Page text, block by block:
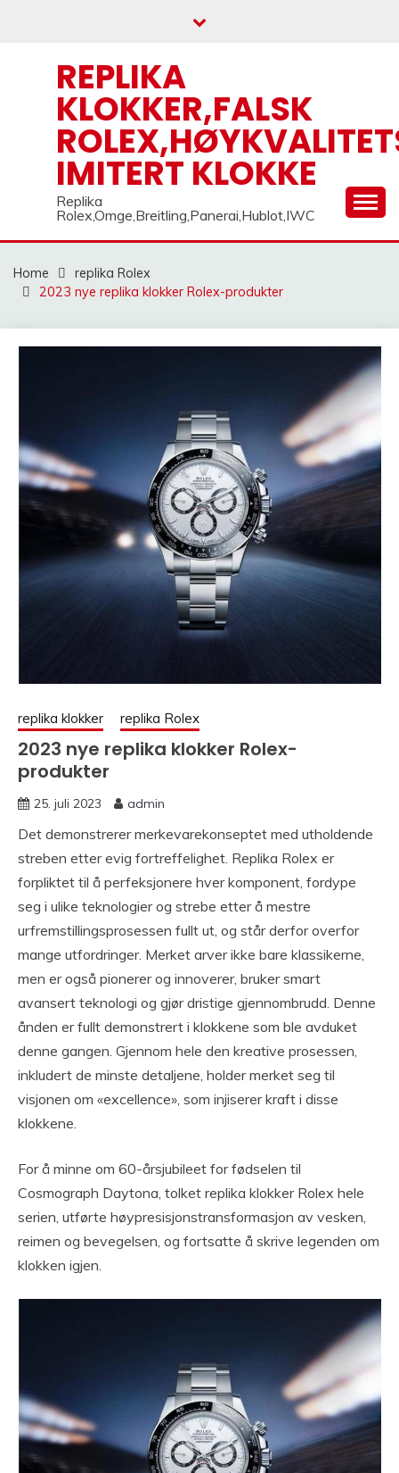
REPLIKA
KLOKKER,FALSK
IMITERT KLOKKE
Replika
Rolex,Omge,Breitling,Panerai,Hublot,IWC
Home
replika Rolex
2023 nye replika klokker Rolex-produkter
replika klokker replika Rolex
2023 nye replika klokker Rolex-
produkter
25. juli 2023 admin
Det demonstrerer merkevarekonseptet med utholdende
streben etter evig fortreffelighet. Replika Rolex er
forpliktet til å perfeksjonere hver komponent, fordype
seg i ulike teknologier og strebe etter å mestre
urfremstillingsprosessen fullt ut, og står derfor overfor
mange utfordringer. Merket arver ikke bare klassikerne,
men er også pionerer og innoverer, bruker smart
avansert teknologi og gjør dristige gjennombrudd. Denne
ånden er fullt demonstrert i klokkene som ble avduket
denne gangen. Gjennom hele den kreative prosessen,
inkludert de minste detaljene, holder merket seg til
visjonen om «excellence», som injiserer kraft i disse
klokkene.
For å minne om 60-årsjubileet for fødselen til
Cosmograph Daytona, tolket replika klokker Rolex hele
serien, utførte høypresisjonstransformasjon av vesken,
reimen og bevegelsen, og fortsatte å skrive legenden om
klokken igjen.